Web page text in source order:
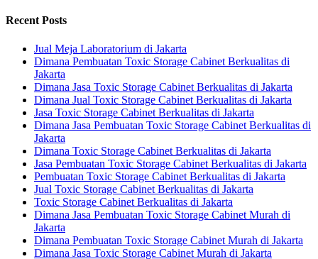
Recent Posts
Jual Meja Laboratorium di Jakarta
Dimana Pembuatan Toxic Storage Cabinet Berkualitas di
Jakarta
Dimana Jasa Toxic Storage Cabinet Berkualitas di Jakarta
Dimana Jual Toxic Storage Cabinet Berkualitas di Jakarta
Jasa Toxic Storage Cabinet Berkualitas di Jakarta
Dimana Jasa Pembuatan Toxic Storage Cabinet Berkualitas di
Jakarta
Dimana Toxic Storage Cabinet Berkualitas di Jakarta
Jasa Pembuatan Toxic Storage Cabinet Berkualitas di Jakarta
Pembuatan Toxic Storage Cabinet Berkualitas di Jakarta
Jual Toxic Storage Cabinet Berkualitas di Jakarta
Toxic Storage Cabinet Berkualitas di Jakarta
Dimana Jasa Pembuatan Toxic Storage Cabinet Murah di
Jakarta
Dimana Pembuatan Toxic Storage Cabinet Murah di Jakarta
Dimana Jasa Toxic Storage Cabinet Murah di Jakarta